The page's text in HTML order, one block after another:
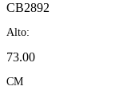
CB2892
Alto:
73.00
CM